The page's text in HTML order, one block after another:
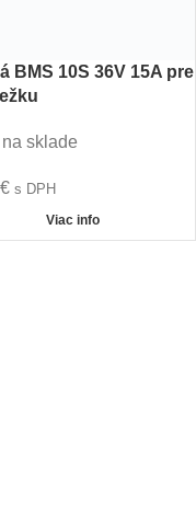
BMS 10S 36V 15A pre
sklade
€ s DPH
Viac info